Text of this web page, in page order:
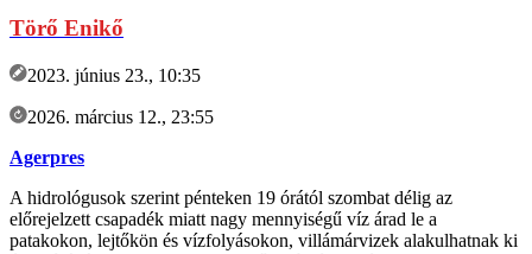
Törő Enikő
2023. június 23., 10:35
2026. március 12., 23:55
Agerpres
A hidrológusok szerint pénteken 19 órától szombat délig az
előrejelzett csapadék miatt nagy mennyiségű víz árad le a
patakokon, lejtőkön és vízfolyásokon, villámárvizek alakulhatnak ki